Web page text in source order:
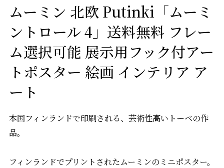
ムーミン 北欧 Putinki「ムーミ
ントロール 4」送料無料 フレー
ム選択可能 展示用フック付アー
トポスター 絵画 インテリア ア
ート
本国フィンランドで印刷される、芸術性高いトーベの作
品。
フィンランドでプリントされたムーミンのミニポスター。